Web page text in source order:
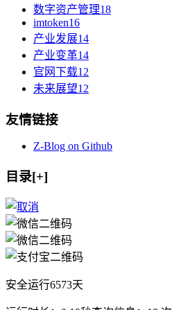
数字资产管理18
imtoken16
产业发展14
产业变革14
官网下载12
未来展望12
友情链接
Z-Blog on Github
目录[+]
安全运行6573天